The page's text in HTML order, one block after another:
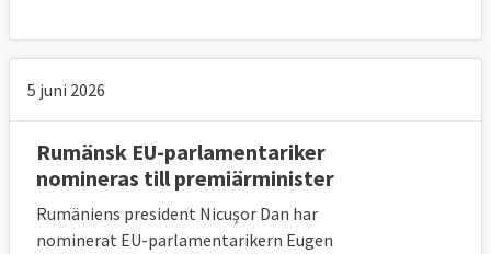
5 juni 2026
Rumänsk EU-parlamentariker
nomineras till premiärminister
Rumäniens president Nicușor Dan har
nominerat EU-parlamentarikern Eugen